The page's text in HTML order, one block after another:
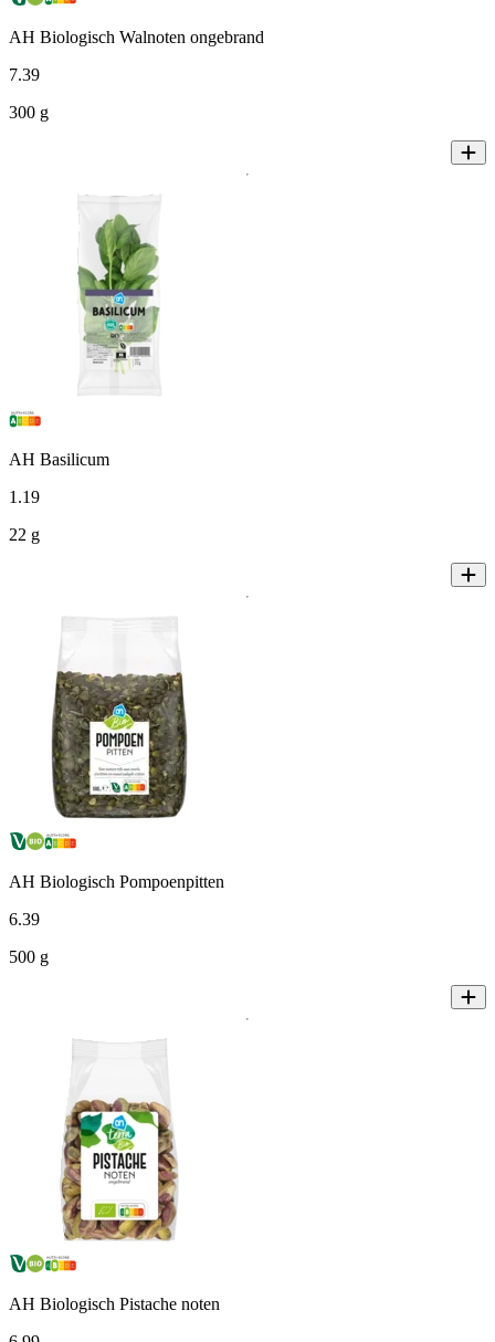
AH Biologisch Walnoten ongebrand
7.39
300 g
AH Basilicum
1.19
22 g
AH Biologisch Pompoenpitten
6.39
500 g
AH Biologisch Pistache noten